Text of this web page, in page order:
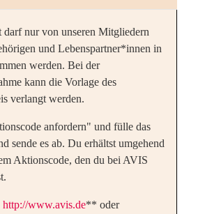
darf nur von unseren Mitgliedern
und Lebenspartner*innen in
werden. Bei der
kann die Vorlage des
verlangt werden.
anfordern" und fülle das
sende es ab. Du erhältst umgehend
Aktionscode, den du bei AVIS
http://www.avis.de** oder